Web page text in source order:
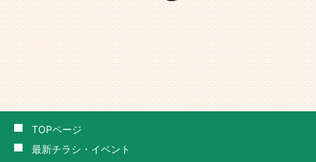
TOPページ
最新チラシ・イベント